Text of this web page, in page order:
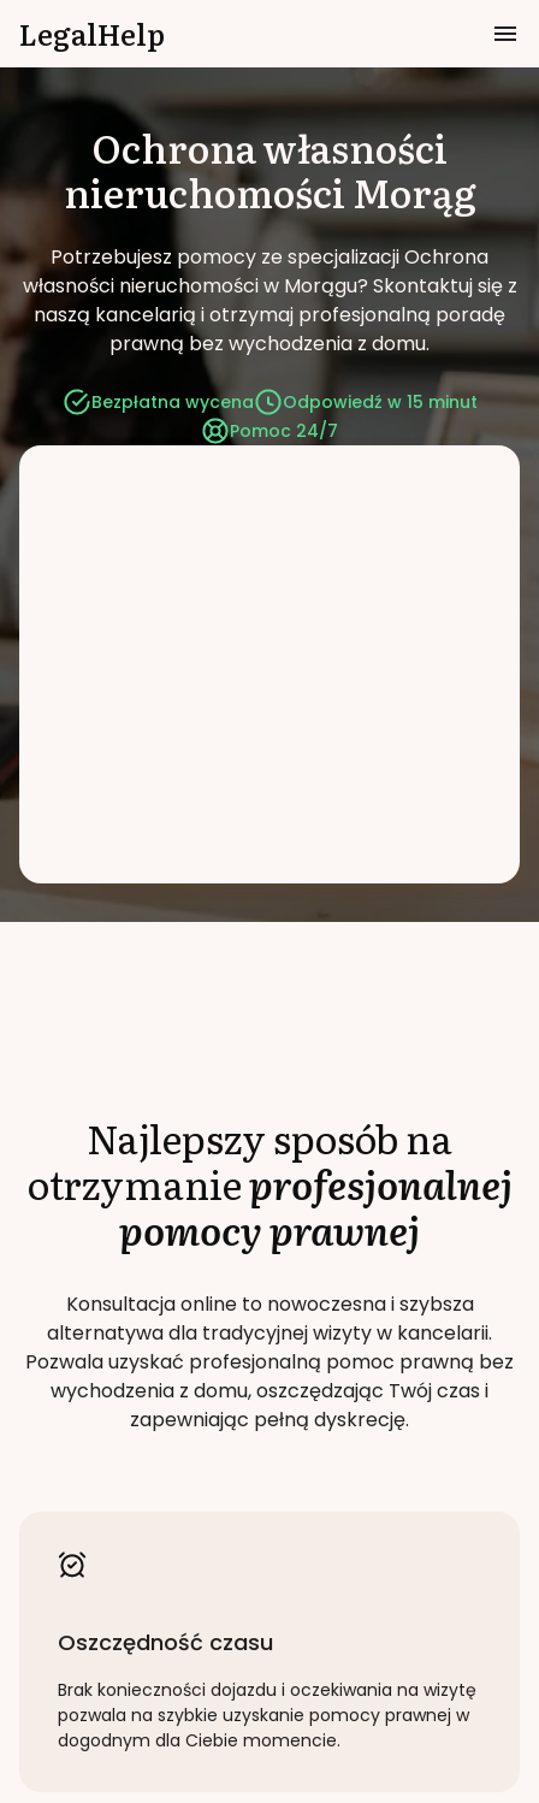
LegalHelp
Ochrona własności
nieruchomościMorąg
Potrzebujesz pomocy ze specjalizacji Ochrona
własności nieruchomości w Morągu? Skontaktuj się z
naszą kancelarią i otrzymaj profesjonalną poradę
prawną bez wychodzenia z domu.
Bezpłatna wycena
Odpowiedź w 15 minut
Pomoc 24/7
Najlepszy sposób na
otrzymanieprofesjonalnej
pomocy prawnej
Konsultacja online to nowoczesna i szybsza
alternatywa dla tradycyjnej wizyty w kancelarii.
Pozwala uzyskać profesjonalną pomoc prawną bez
wychodzenia z domu, oszczędzając Twój czas i
zapewniając pełną dyskrecję.
Oszczędność czasu
Brak konieczności dojazdu i oczekiwania na wizytę
pozwala na szybkie uzyskanie pomocy prawnej w
dogodnym dla Ciebie momencie.